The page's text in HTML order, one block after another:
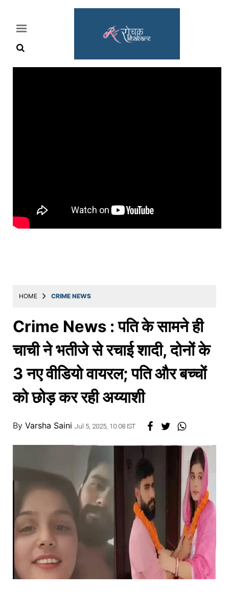
&
मराठी
मनोरंजन
स्पोर्ट्स
बिझनेस
लाईफस्टाईल
खाना
HOME CRIME NEWS
Crime News : पति के सामने ही
चाची ने भतीजे से रचाई शादी, दोनों के
3 नए वीडियो वायरल; पति और बच्चों
को छोड़ कर रही अय्याशी
By Varsha Saini Jul 5, 2025, 10:08 IST